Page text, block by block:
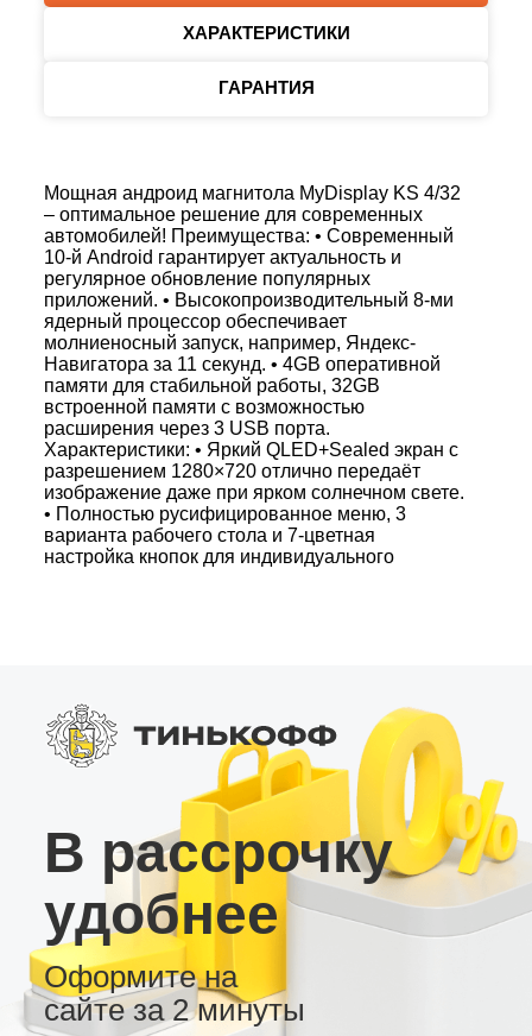
ХАРАКТЕРИСТИКИ
ГАРАНТИЯ
Мощная андроид магнитола MyDisplay KS 4/32
– оптимальное решение для современных
автомобилей! Преимущества: • Современный
10-й Android гарантирует актуальность и
регулярное обновление популярных
приложений. • Высокопроизводительный 8-ми
ядерный процессор обеспечивает
молниеносный запуск, например, Яндекс-
Навигатора за 11 секунд. • 4GB оперативной
памяти для стабильной работы, 32GB
встроенной памяти с возможностью
расширения через 3 USB порта.
Характеристики: • Яркий QLED+Sealed экран с
разрешением 1280×720 отлично передаёт
изображение даже при ярком солнечном свете.
• Полностью русифицированное меню, 3
варианта рабочего стола и 7-цветная
настройка кнопок для индивидуального
идеальный выбор для комфортной и
современной мультимедийной системы в
вашем автомобиле!
В рассрочку
удобнее
Оформите на
сайте за 2 минуты